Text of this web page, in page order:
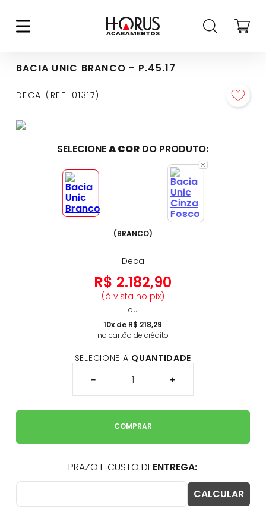
BACIA UNIC BRANCO - P.45.17
DECA REF: 01317
SELECIONEA COR DO PRODUTO:
(BRANCO)
Deca
R$ 2.182,90
(à vista no pix)
ou
10x de R$ 218,29
no cartão de crédito
SELECIONE A QUANTIDADE
＋
－
COMPRAR